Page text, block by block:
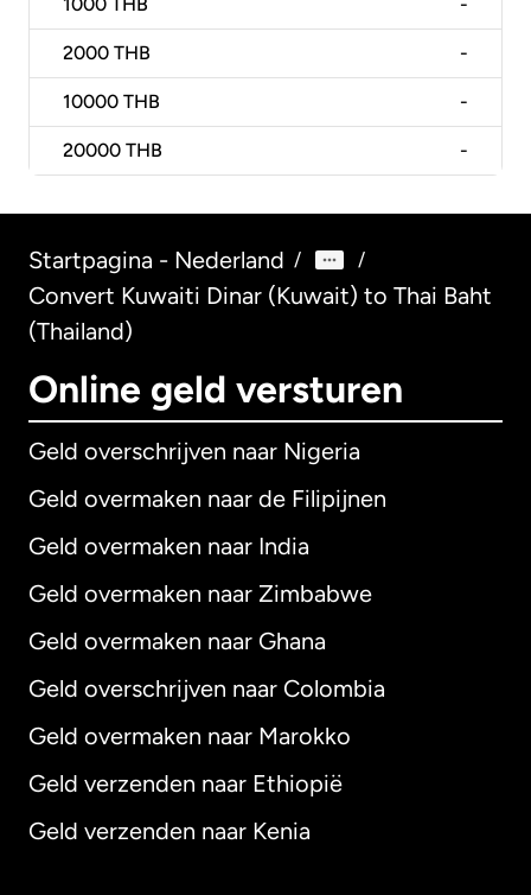
1000 THB -
2000 THB -
10000 THB -
20000 THB -
Startpagina - Nederland / /
Convert Kuwaiti Dinar (Kuwait) to Thai Baht
(Thailand)
Online geld versturen
Geld overschrijven naar Nigeria
Geld overmaken naar de Filipijnen
Geld overmaken naar India
Geld overmaken naar Zimbabwe
Geld overmaken naar Ghana
Geld overschrijven naar Colombia
Geld overmaken naar Marokko
Geld verzenden naar Ethiopië
Geld verzenden naar Kenia